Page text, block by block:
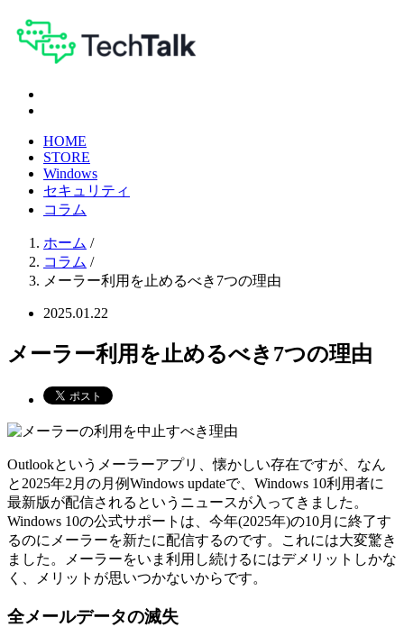
HOME
STORE
Windows
セキュリティ
コラム
ホーム /
コラム /
メーラー利用を止めるべき7つの理由
2025.01.22
メーラー利用を止めるべき7つの理由
Outlookというメーラーアプリ、懐かしい存在ですが、なん
と2025年2月の月例Windows updateで、Windows 10利用者に
最新版が配信されるというニュースが入ってきました。
Windows 10の公式サポートは、今年(2025年)の10月に終了す
るのにメーラーを新たに配信するのです。これには大変驚き
ました。メーラーをいま利用し続けるにはデメリットしかな
く、メリットが思いつかないからです。
全メールデータの滅失